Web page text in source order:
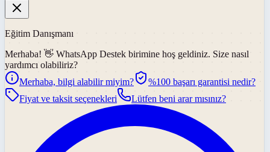
Eğitim Danışmanı
Merhaba! 👋 WhatsApp Destek birimine hoş geldiniz. Size nasıl
yardımcı olabiliriz?
Merhaba, bilgi alabilir miyim?
%100 başarı garantisi nedir?
Fiyat ve taksit seçenekleri
Lütfen beni arar mısınız?